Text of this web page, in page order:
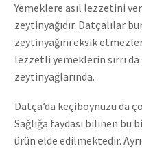
Yemeklere asıl lezzetini
zeytinyağıdır. Datçalılar
zeytinyağını eksik
lezzetli yemeklerin sırrı
zeytinyağlarında.
Datça’da keçiboynuzu da
Sağlığa faydası bilinen bu
ürün elde edilmektedir.